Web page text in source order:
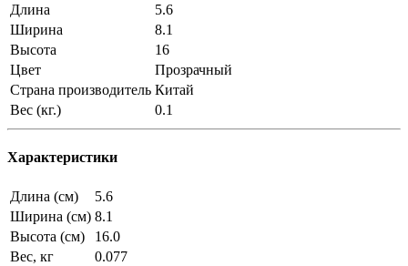
Длина
5.6
Ширина
8.1
Высота
16
Цвет
Прозрачный
Страна производитель Китай
Вес (кг.)
0.1
Характеристики
Длина (см)
5.6
Ширина (см) 8.1
Высота (см)
16.0
Вес, кг
0.077